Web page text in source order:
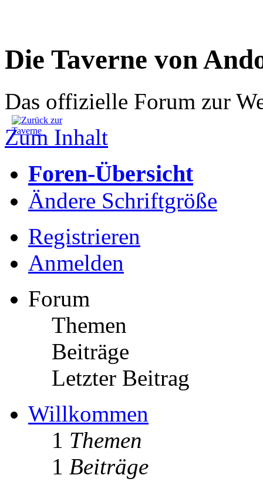
Die Taverne von
Das offizielle Forum zur
Zum Inhalt
Foren-Übersicht
Ändere Schriftgröße
Registrieren
Anmelden
Forum
Themen
Beiträge
Letzter Beitrag
Willkommen
1 Themen
1 Beiträge